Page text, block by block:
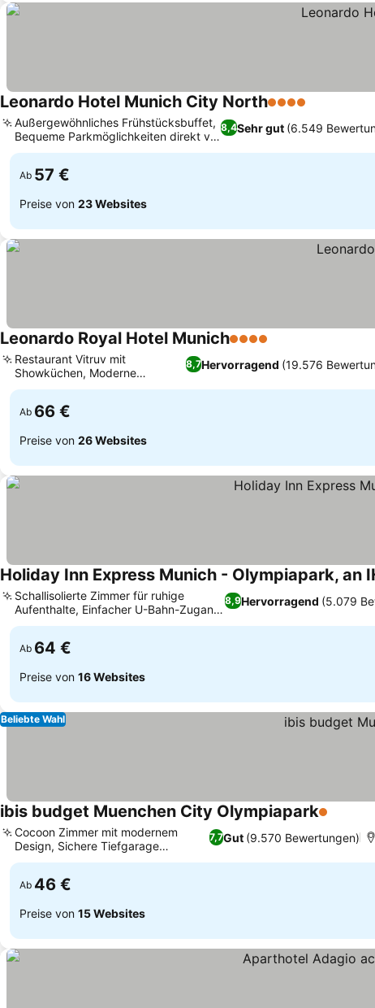
Leonardo Hotel Munich City North4 Sterne
8,4Sehr gut (6.549
Außergewöhnliches Frühstücksbuffet,
Bequeme Parkmöglichkeiten direkt vor
Ort
Ab 57 €
Preise von 23 Websites
Leonardo Royal Hotel Munich4 Sterne
8,7Hervorragend (19.576
Restaurant Vitruv mit
Showküchen, Moderne
Architektur und Design
Ab 66 €
Preise von 26 Websites
Holiday Inn Express Munich - Olympiapark, an
8,9Hervorragend (5.079
Schallisolierte Zimmer für ruhige
Aufenthalte, Einfacher U-Bahn-Zugang
zum Stadtzentrum
Ab 64 €
Preise von 16 Websites
Beliebte Wahl
ibis budget Muenchen City Olympiapark1 Sterne
7,7Gut (9.570 Bewertungen)
Cocoon Zimmer mit modernem
Design, Sichere Tiefgarage
verfügbar
Ab 46 €
Preise von 15 Websites